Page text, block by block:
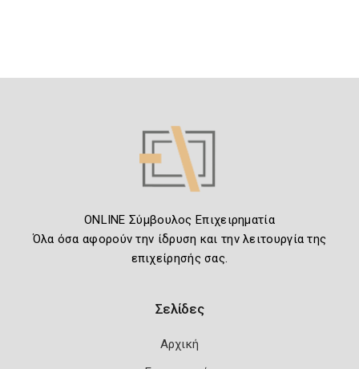
ONLINE Σύμβουλος Επιχειρηματία
Όλα όσα αφορούν την ίδρυση και την λειτουργία της
επιχείρησής σας.
Σελίδες
Αρχική